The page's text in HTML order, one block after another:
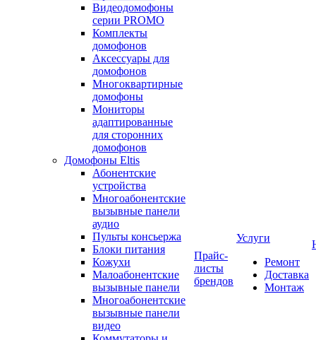
Видеодомофоны
серии PROMO
Комплекты
домофонов
Аксессуары для
домофонов
Многоквартирные
домофоны
Мониторы
адаптированные
для сторонних
домофонов
Домофоны Eltis
Абонентские
устройства
Многоабонентские
вызывные панели
аудио
Пульты консьержа
Блоки питания
Кожухи
Малоабонентские
вызывные панели
Многоабонентские
вызывные панели
видео
Прайс-
листы
брендов
Услуги
Ремонт
Доставка
Монтаж